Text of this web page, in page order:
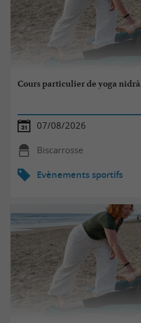
Cours particulier de yoga nidrà
07/08/2026
Biscarrosse
Evènements sportifs